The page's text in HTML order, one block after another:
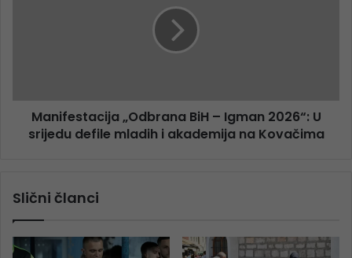
Manifestacija „Odbrana BiH – Igman 2026“: U
srijedu defile mladih i akademija na Kovačima
Slični članci